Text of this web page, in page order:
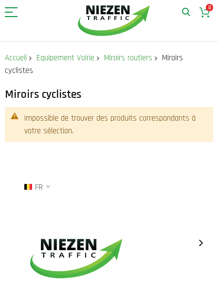
0
contenu
Accueil Equipement Voirie Miroirs routiers
Miroirs
cyclistes
Miroirs cyclistes
Impossible de trouver des produits correspondants à
votre sélection.
FR